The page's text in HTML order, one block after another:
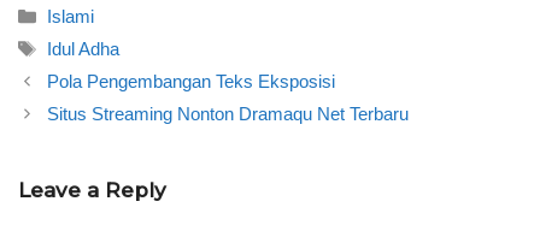
Categories
Islami
Tags
Idul Adha
Pola Pengembangan Teks Eksposisi
Situs Streaming Nonton Dramaqu Net Terbaru
Leave a Reply